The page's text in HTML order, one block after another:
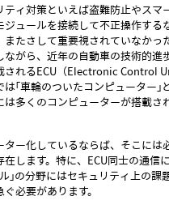
ィ対策といえば盗難防止やスマ
ジュールを接続して不正操作する
たさして重要視されていなかっ
ながら、近年の自動車の技術的進
されるECU（Electronic Control
「車輪のついたコンピューター」
多くのコンピューターが搭載さ
ター化しているならば、そこには
します。特に、ECU同士の通信
」の分野にはセキュリティ上の課
必要があります。